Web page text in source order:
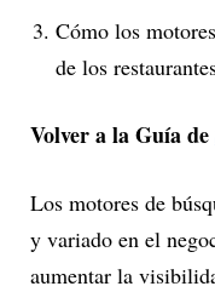
Cómo los
de los
Volver a la Guía de
Los motores de
y variado en el
aumentar la